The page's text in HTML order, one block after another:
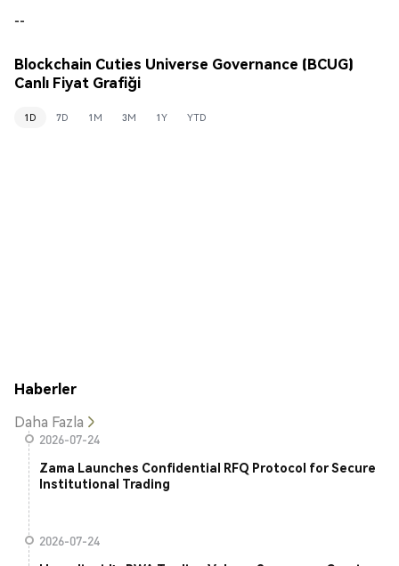
--
Blockchain Cuties Universe Governance (BCUG)
Canlı Fiyat Grafiği
1D 7D 1M 3M 1Y YTD
Haberler
Daha Fazla
2026-07-24
Zama Launches Confidential RFQ Protocol for Secure
Institutional Trading
2026-07-24